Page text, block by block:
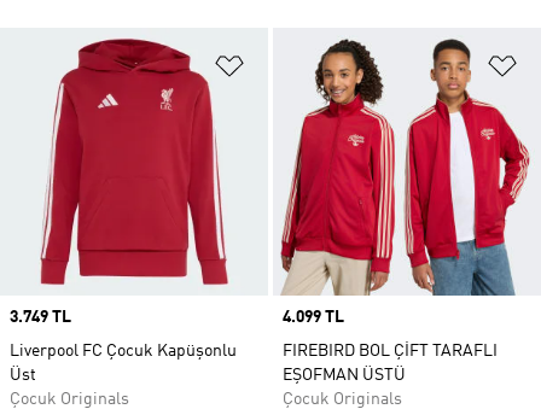
Favori Listesine Ekle
Price
3.749 TL
Liverpool FC Çocuk Kapüşonlu
Üst
Çocuk Originals
Price
4.099 TL
FIREBIRD BOL ÇİFT TARAFLI
EŞOFMAN ÜSTÜ
Çocuk Originals